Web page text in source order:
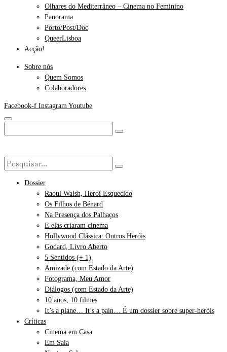
Olhares do Mediterrâneo – Cinema no Feminino
Panorama
Porto/Post/Doc
QueerLisboa
Acção!
Sobre nós
Quem Somos
Colaboradores
Facebook-f Instagram Youtube
Dossier
Raoul Walsh, Herói Esquecido
Os Filhos de Bénard
Na Presença dos Palhaços
E elas criaram cinema
Hollywood Clássica: Outros Heróis
Godard, Livro Aberto
5 Sentidos (+ 1)
Amizade (com Estado da Arte)
Fotograma, Meu Amor
Diálogos (com Estado da Arte)
10 anos, 10 filmes
It’s a plane… It’s a pain… É um dossier sobre super-heróis
Críticas
Cinema em Casa
Em Sala